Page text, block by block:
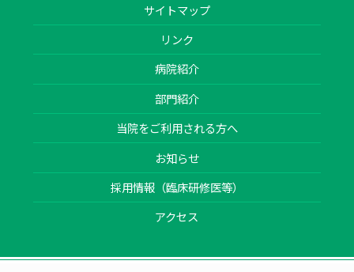
サイトマップ
リンク
病院紹介
部門紹介
当院をご利用される方へ
お知らせ
採用情報（臨床研修医等）
アクセス